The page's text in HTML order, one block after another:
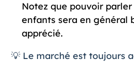
Notez que pouvoir
enfants sera en général
apprécié.
💡 Le marché est toujours